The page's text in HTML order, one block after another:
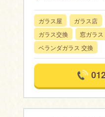
ガラス屋 ガラス店
ガラス交換
窓ガラス
ベランダガラス 交換